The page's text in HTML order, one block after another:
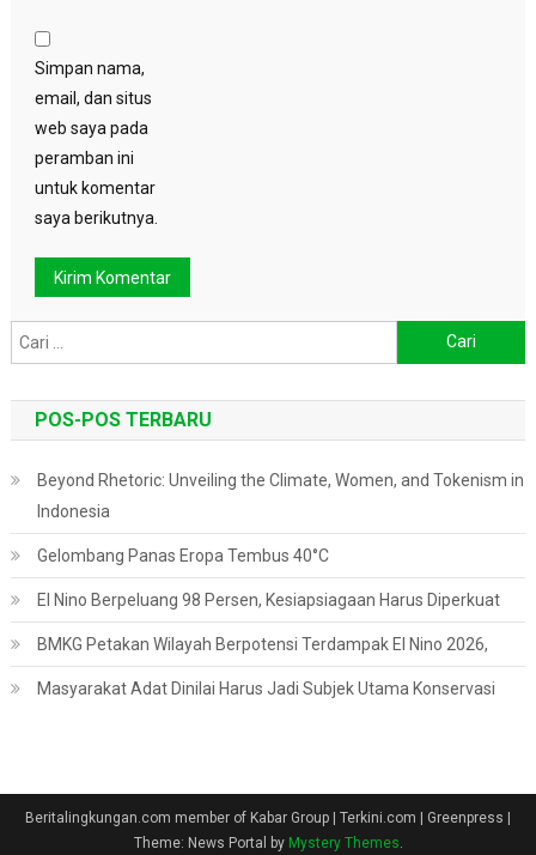
Simpan nama,
email, dan situs
web saya pada
peramban ini
untuk komentar
saya berikutnya.
untuk:
POS-POS TERBARU
Beyond Rhetoric: Unveiling the Climate, Women, and Tokenism in
Indonesia
Gelombang Panas Eropa Tembus 40°C
El Nino Berpeluang 98 Persen, Kesiapsiagaan Harus Diperkuat
BMKG Petakan Wilayah Berpotensi Terdampak El Nino 2026,
Masyarakat Adat Dinilai Harus Jadi Subjek Utama Konservasi
Beritalingkungan.com member of Kabar Group | Terkini.com | Greenpress |
Theme: News Portal by Mystery Themes